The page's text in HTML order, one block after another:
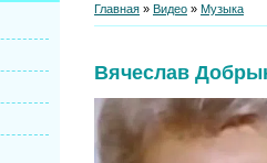
Главная » Видео » Музыка
Вячеслав